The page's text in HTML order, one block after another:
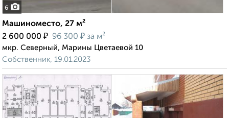
6
Машиноместо, 27 м²
2 600 000 ₽ 96 300 ₽ за м²
мкр. Северный, Марины Цветаевой 10
Собственник, 19.01.2023